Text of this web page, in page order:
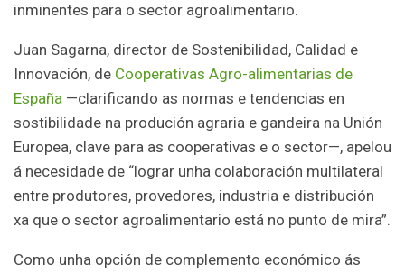
inminentes para o sector agroalimentario.
Juan Sagarna, director de Sostenibilidad, Calidad e
Innovación, de Cooperativas Agro-alimentarias de
España —clarificando as normas e tendencias en
sostibilidade na produción agraria e gandeira na Unión
Europea, clave para as cooperativas e o sector—, apelou
á necesidade de “lograr unha colaboración multilateral
entre produtores, provedores, industria e distribución
xa que o sector agroalimentario está no punto de mira”.
Como unha opción de complemento económico ás